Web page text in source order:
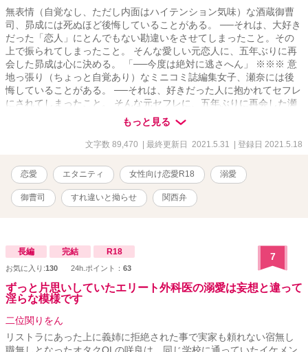
無表情（自覚なし、ただし内面はハイテンション気味）な酒蔵御曹
司、昴成には死ぬほど後悔していることがある。 ──それは、大好き
だった「恋人」にとんでもない勘違いをさせてしまったこと。その
上で振られてしまったこと。 そんな愛しい元恋人に、五年ぶりに再
会した昴成は心に決める。 「──今度は絶対に逃さへん」 ※※※ 意
地っ張り（ちょっと自覚あり）なミニコミ誌編集女子、瀬奈には後
悔していることがある。 ──それは、好きだった人に抱かれてセフレ
にされてしまったこと。 そんな元セフレに、五年ぶりに再会した瀬
奈は心に決める。 「今度は絶対流されたりしないんだから！」 ……
なのに、気がつけば押し倒されていて。 ※※※ 過去の反省から溺愛
を隠さない昴成と、その言葉が信じられない瀬奈の復活愛ラブコメ
もっと見る
文字数 89,470 | 最終更新日 2021.5.31 | 登録日 2021.5.18
恋愛 エタニティ 女性向け恋愛R18 溺愛
御曹司 すれ違いと拗らせ 関西弁
長編 完結 R18
お気に入り:130 24h.ポイント： 63
7
ずっと片思いしていたエリート外科医の溺愛は妄想と違って
淫らな模様です
二位関りをん
リストラにあった上に義姉に拒絶された事で実家も頼れない宿無し